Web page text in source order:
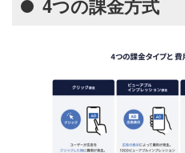
4つの課金方式